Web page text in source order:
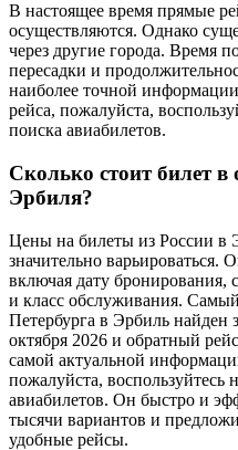
В настоящее время прямые
осуществляются. Однако
через другие города. Время
пересадки и
наиболее точной
рейса, пожалуйста,
поиска авиабилетов.
Сколько стоит билет в
Эрбиля?
Цены на билеты из России в
значительно варьироваться.
включая дату
и класс обслуживания.
Петербурга в Эрбиль найден
октября 2026 и обратный
самой актуальной
пожалуйста,
авиабилетов. Он быстро и
тысячи вариантов и
удобные рейсы.